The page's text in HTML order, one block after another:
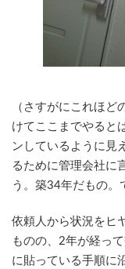
（さすがにこれほ
けてここまでやると
ンしているように見
るために管理会社に
う。築34年だもの。
依頼人から状況をヒ
ものの、2年が経っ
に貼っている手順に